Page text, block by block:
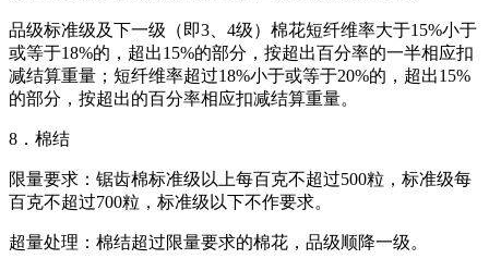
品级标准级及下一级（即3、4级）棉花短纤维率大于15%小于
或等于18%的，超出15%的部分，按超出百分率的一半相应扣
减结算重量；短纤维率超过18%小于或等于20%的，超出15%
的部分，按超出的百分率相应扣减结算重量。
8．棉结
限量要求：锯齿棉标准级以上每百克不超过500粒，标准级每
百克不超过700粒，标准级以下不作要求。
超量处理：棉结超过限量要求的棉花，品级顺降一级。